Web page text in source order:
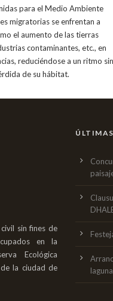
para el Medio Ambiente
migratorias se enfrentan a
el aumento de las tierras
contaminantes, etc., en
reduciéndose a un ritmo sin
de su hábitat.
civil sin fines de
en la
Ecológica
de la ciudad de